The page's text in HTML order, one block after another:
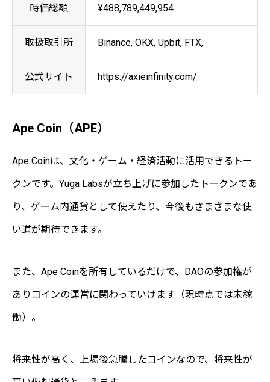
時価総額 ¥488,789,449,954
取扱取引所 Binance, OKX, Upbit, FTX,
公式サイト https://axieinfinity.com/
Ape Coin（APE）
Ape Coinは、文化・ゲーム・経済活動に活用できるトー
クンです。Yuga Labsが立ち上げに参加したトークンであ
り、ゲーム内通貨として使えたり、今後もさまざまな使
い道が期待できます。
また、Ape Coinを所有しているだけで、DAOの参加権が
ありコインの運営に関わっていけます（現時点では未稼
働）。
将来性が高く、上場後急騰したコインなので、将来性が